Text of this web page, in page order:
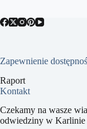
Zapewnienie
Raport
Kontakt
Czekamy na wasze
odwiedziny w Karlinie